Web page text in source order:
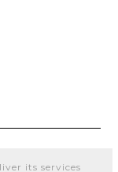
its services